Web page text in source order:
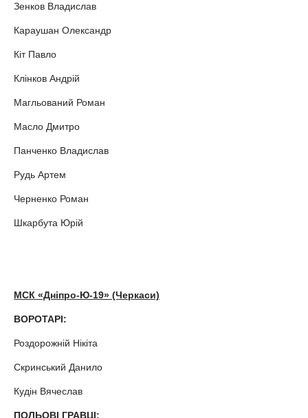
Зенков Владислав
Караушан Олександр
Кіт Павло
Клінков Андрій
Магльований Роман
Масло Дмитро
Панченко Владислав
Рудь Артем
Черненко Роман
Шкарбута Юрій
МСК «Дніпро-Ю-19» (Черкаси)
ВОРОТАРІ:
Роздорожній Нікіта
Скринський Данило
Кудін Вячеслав
ПОЛЬОВІ ГРАВЦІ: